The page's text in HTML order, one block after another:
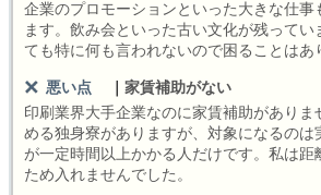
企業のプロモーションといった大きな仕事
ます。飲み会といった古い文化が残ってい
ても特に何も言われないので困ることはあ
悪い点
家賃補助がない
印刷業界大手企業なのに家賃補助がありま
める独身寮がありますが、対象になるのは
が一定時間以上かかる人だけです。私は距
ため入れませんでした。